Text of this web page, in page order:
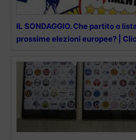
IL SONDAGGIO. Che partito o
prossime elezioni europee? |